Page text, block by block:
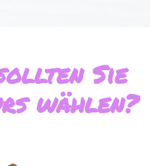
Sie
wählen?